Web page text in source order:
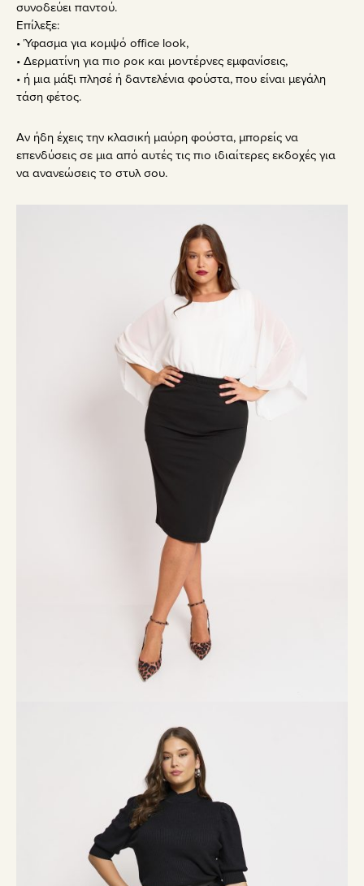
συνοδεύει παντού.
Επίλεξε:
• Ύφασμα για κομψό office look,
• Δερματίνη για πιο ροκ και μοντέρνες εμφανίσεις,
• ή μια μάξι πλησέ ή δαντελένια φούστα, που είναι μεγάλη
τάση φέτος.
Αν ήδη έχεις την κλασική μαύρη φούστα, μπορείς να
επενδύσεις σε μια από αυτές τις πιο ιδιαίτερες εκδοχές για
να ανανεώσεις το στυλ σου.